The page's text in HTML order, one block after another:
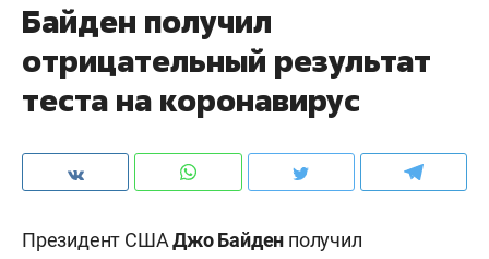
Байден получил
отрицательный результат
теста на коронавирус
Президент СШАДжо Байден получил